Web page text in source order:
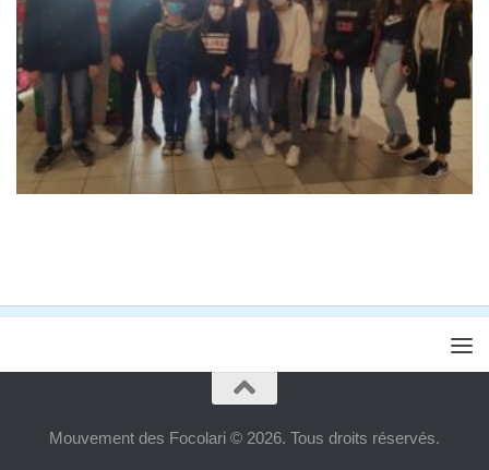
Mouvement des Focolari © 2026. Tous droits réservés.